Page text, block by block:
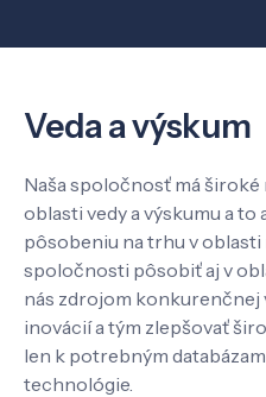
SK
Veda a výskum
Naša spoločnosť má
oblasti vedy a výskumu a
pôsobeniu na trhu v
spoločnosti pôsobiť aj v
nás zdrojom konkurenčnej
inovácií a tým zlepšovať
len k potrebným
technológie.